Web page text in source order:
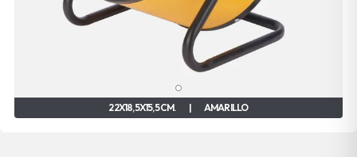
22X18,5X15,5 CM. | AMARILLO